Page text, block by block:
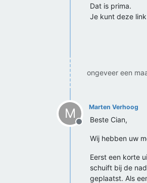
Dat is prima.
Je kunt deze
ongeveer een
M
Offline
Marten Verhoog
Beste Cian,
Wij hebben uw
Eerst een korte
schuift bij de
geplaatst. Als